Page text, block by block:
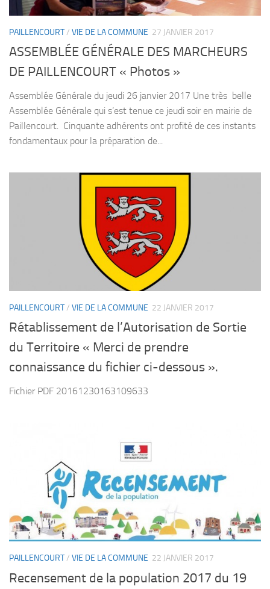
PAILLENCOURT/ VIE DE LA COMMUNE 27 JANVIER 2017
ASSEMBLÉE GÉNÉRALE DES MARCHEURS
DE PAILLENCOURT « Photos »
Assemblée Générale du jeudi 26 janvier 2017 Une très belle
Assemblée Générale qui s’est tenue ce jeudi soir en mairie de
Paillencourt. Cinquante adhérents ont profité de ces instants
fondamentaux pour la préparation de...
PAILLENCOURT/ VIE DE LA COMMUNE 22 JANVIER 2017
Rétablissement de l’Autorisation de Sortie
du Territoire « Merci de prendre
connaissance du fichier ci-dessous ».
Fichier PDF 20161230163109633
PAILLENCOURT/ VIE DE LA COMMUNE 22 JANVIER 2017
Recensement de la population 2017 du 19